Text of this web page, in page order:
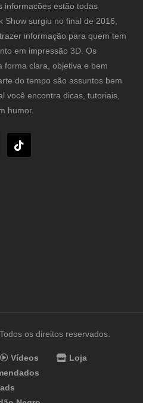
informacões estão todas
surgiu no final de 2016,
informação para quem tem
em impressão 3D. Os
forma clara, objetiva e bem
do tempo são assuntos bem
você encontra dicas, tutoriais,
humor.
os direitos reservados.
Vídeos
Loja